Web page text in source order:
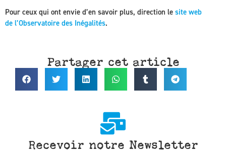
Pour ceux qui ont envie d’en savoir plus, direction le site web
de l’Observatoire des Inégalités.
Partager cet article
Recevoir notre Newsletter